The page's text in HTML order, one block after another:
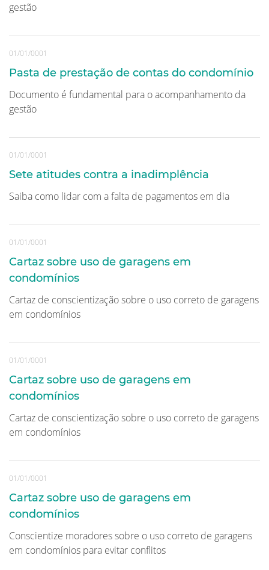
gestão
01/01/0001
Pasta de prestação de contas do condomínio
Documento é fundamental para o acompanhamento da
gestão
01/01/0001
Sete atitudes contra a inadimplência
Saiba como lidar com a falta de pagamentos em dia
01/01/0001
Cartaz sobre uso de garagens em
condomínios
Cartaz de conscientização sobre o uso correto de garagens
em condomínios
01/01/0001
Cartaz sobre uso de garagens em
condomínios
Cartaz de conscientização sobre o uso correto de garagens
em condomínios
01/01/0001
Cartaz sobre uso de garagens em
condomínios
Conscientize moradores sobre o uso correto de garagens
em condomínios para evitar conflitos